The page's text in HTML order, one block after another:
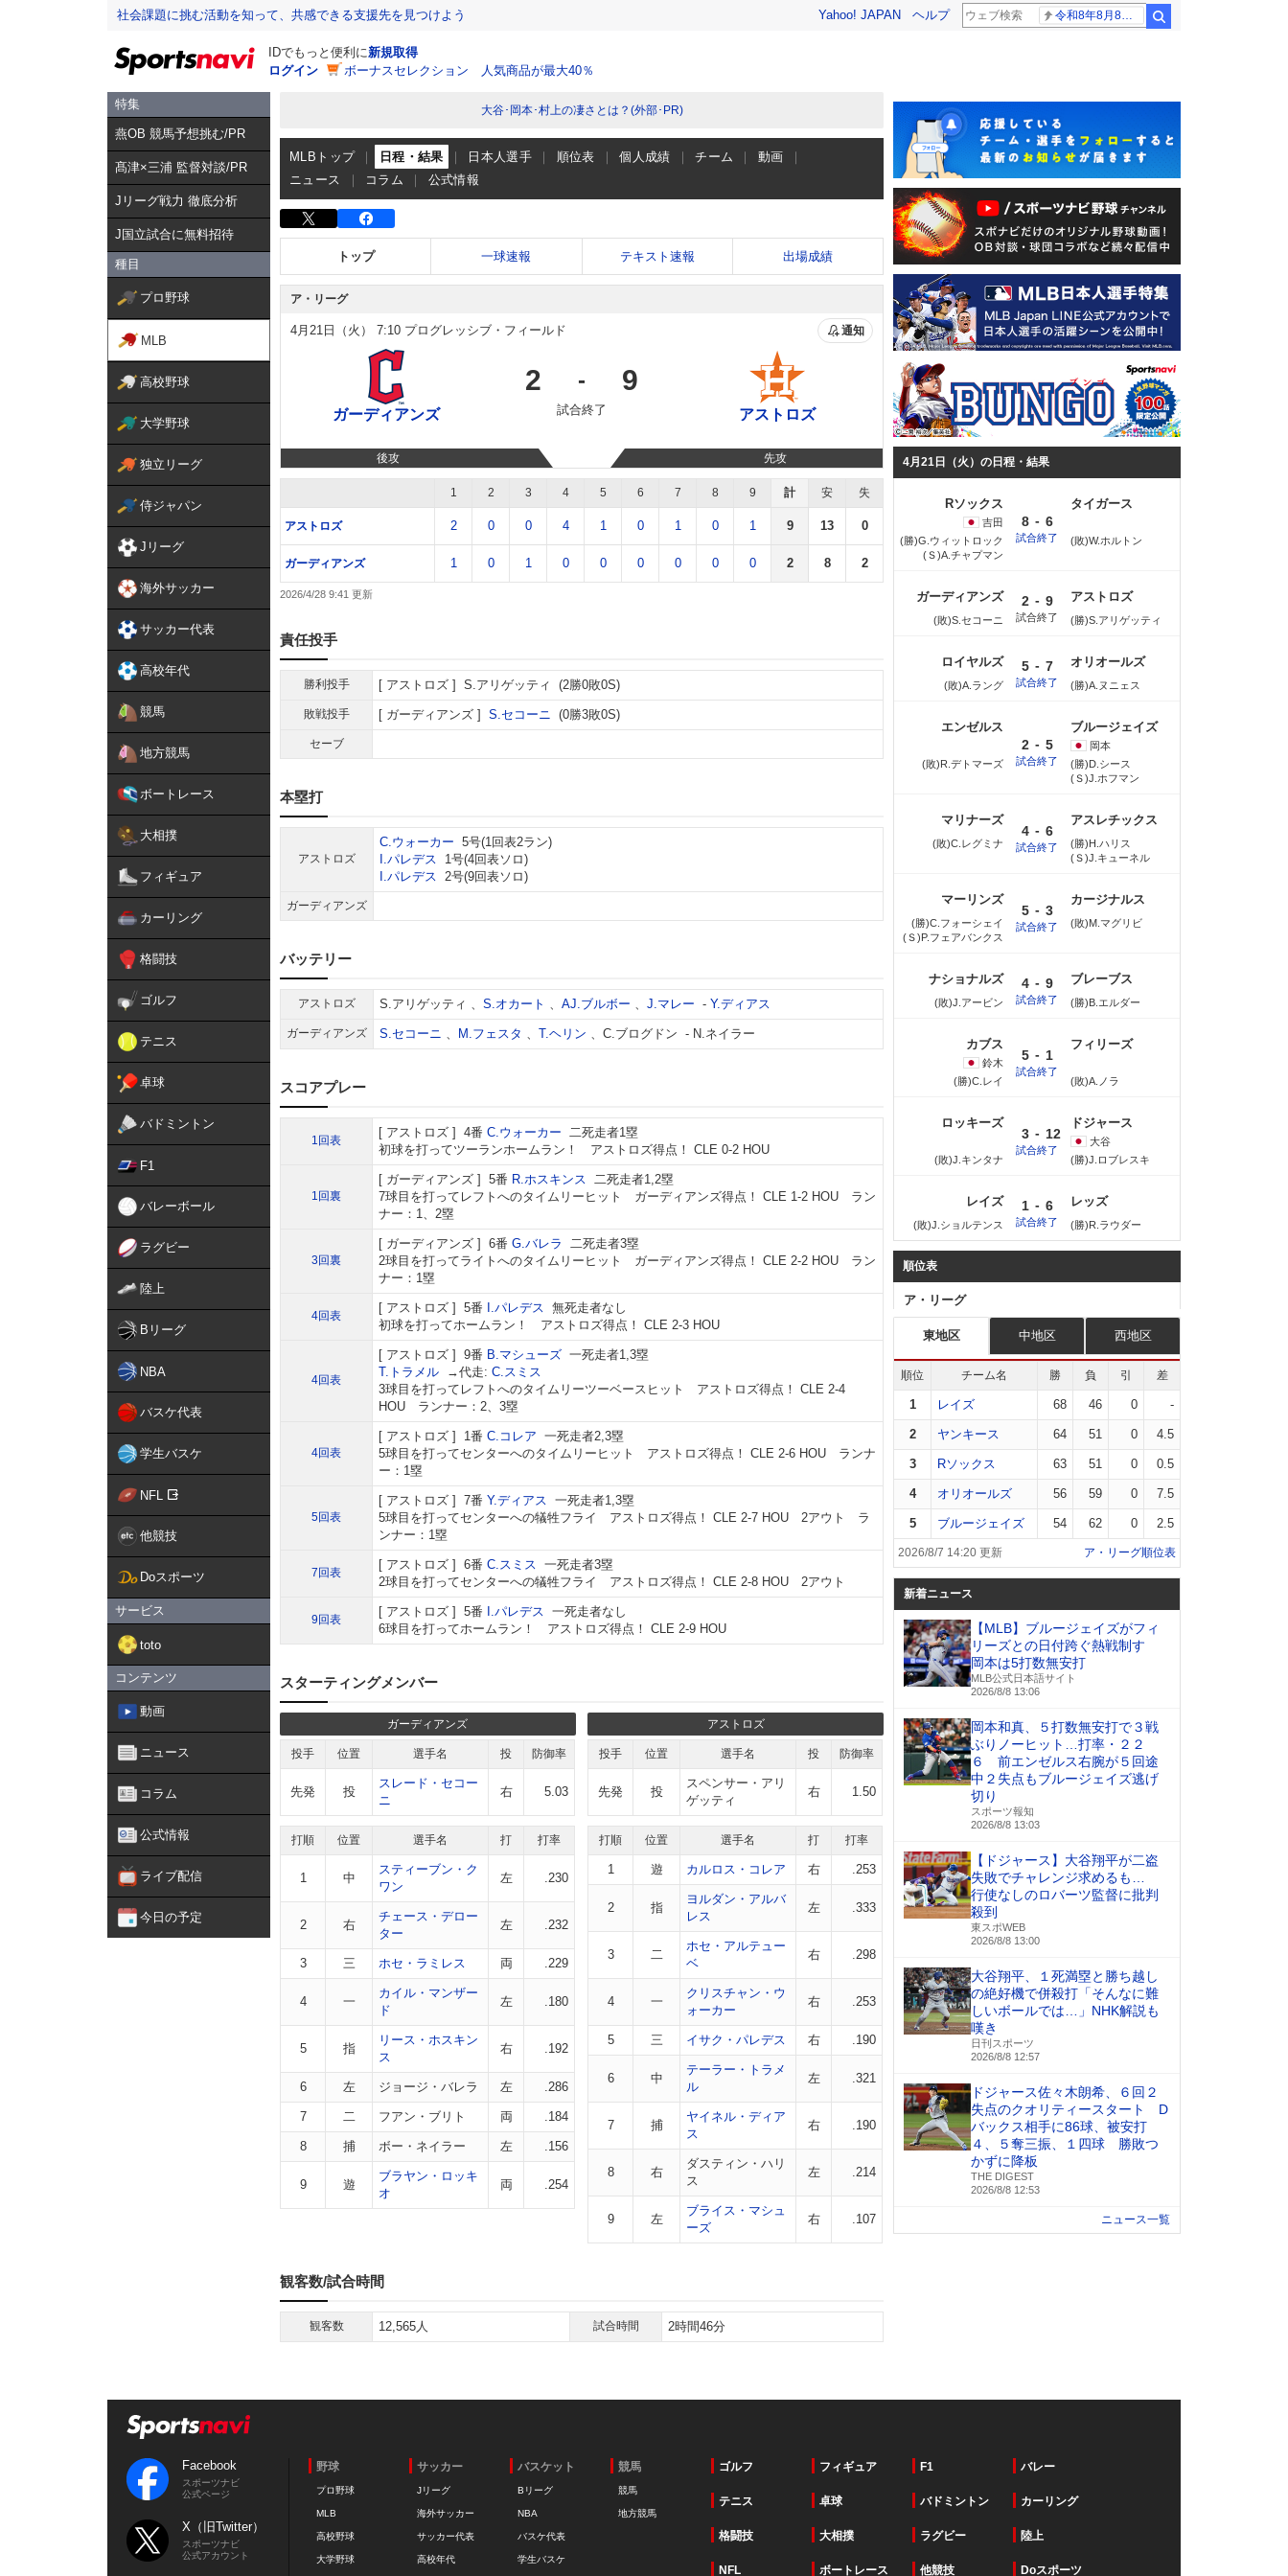
社会課題に挑む活動を知って、共感できる支援先を見つけよう Yahoo! JAPAN ヘルプ
IDでもっと便利に新規取得
ログイン
ボーナスセレクション 人気商品が最大40％
特集
燕OB 競馬予想挑む/PR
髙津×三浦 監督対談/PR
Jリーグ戦力 徹底分析
J国立試合に無料招待
種目
プロ野球
MLB
高校野球
大学野球
独立リーグ
侍ジャパン
Jリーグ
海外サッカー
サッカー代表
高校年代
競馬
地方競馬
ボートレース
大相撲
フィギュア
カーリング
格闘技
ゴルフ
テニス
卓球
バドミントン
F1
バレーボール
ラグビー
陸上
Bリーグ
NBA
バスケ代表
学生バスケ
NFL
他競技
Doスポーツ
サービス
toto
コンテンツ
動画
ニュース
コラム
公式情報
ライブ配信
今日の予定
大谷･岡本･村上の凄さとは？(外部･PR)
MLBトップ 日程・結果 日本人選手 順位表 個人成績 チーム
動画
ニュース
コラム 公式情報
トップ 一球速報 テキスト速報 出場成績
ア・リーグ
4月21日（火） 7:10 プログレッシブ・フィールド 通知
ガーディアンズ
2 - 9
試合終了 アストロズ
後攻 先攻
1 2 3 4 5 6 7 8 9 計 安 失
アストロズ 2 0 0 4 1 0 1 0 1 9 13 0
ガーディアンズ 1 0 1 0 0 0 0 0 0 2 8 2
2026/4/28 9:41
責任投手
勝利投手 アストロズ S.アリゲッティ (2勝0敗0S)
敗戦投手 ガーディアンズ S.セコーニ (0勝3敗0S)
セーブ
本塁打
アストロズ
C.ウォーカー 5号(1回表2ラン)
I.パレデス
1号(4回表ソロ)
I.パレデス 2号(9回表ソロ)
ガーディアンズ
バッテリー
アストロズ S.アリゲッティ 、 S.オカート 、 AJ.ブルボー 、 J.マレー - Y.ディアス
ガーディアンズ S.セコーニ 、 M.フェスタ 、 T.ヘリン 、 C.ブログドン - N.ネイラー
スコアプレー
1回表
アストロズ 4番 C.ウォーカー 二死走者1塁
初球を打ってツーランホームラン！ アストロズ得点！ CLE 0-2 HOU
1回裏
ガーディアンズ 5番 R.ホスキンス 二死走者1,2塁
7球目を打ってレフトへのタイムリーヒット ガーディアンズ得点！ CLE 1-2 HOU ラン
ナー：1、2塁
3回裏
ガーディアンズ 6番 G.バレラ
二死走者3塁
2球目を打ってライトへのタイムリーヒット ガーディアンズ得点！ CLE 2-2 HOU ラン
ナー：1塁
4回表
アストロズ 5番 I.パレデス 無死走者なし
初球を打ってホームラン！ アストロズ得点！ CLE 2-3 HOU
4回表
アストロズ 9番 B.マシューズ 一死走者1,3塁
T.トラメル
→代走: C.スミス
3球目を打ってレフトへのタイムリーツーベースヒット アストロズ得点！ CLE 2-4
HOU ランナー：2、3塁
4回表
アストロズ 1番 C.コレア 一死走者2,3塁
5球目を打ってセンターへのタイムリーヒット アストロズ得点！ CLE 2-6 HOU ランナ
ー：1塁
5回表
アストロズ 7番 Y.ディアス 一死走者1,3塁
5球目を打ってセンターへの犠牲フライ アストロズ得点！ CLE 2-7 HOU 2アウト ラ
ンナー：1塁
7回表
アストロズ 6番 C.スミス 一死走者3塁
2球目を打ってセンターへの犠牲フライ アストロズ得点！ CLE 2-8 HOU 2アウト
9回表
アストロズ 5番 I.パレデス 一死走者なし
6球目を打ってホームラン！ アストロズ得点！ CLE 2-9 HOU
スターティングメンバー
ガーディアンズ
投手 位置 選手名 投 防御率
先発 投
スレード・セコー
ニ
右 5.03
打順 位置 選手名 打 打率
1 中
スティーブン・ク
ワン
左 .230
2 右
チェース・デロー
ター
左 .232
3 三 ホセ・ラミレス 両 .229
4 一
カイル・マンザー
ド
左 .180
5 指
リース・ホスキン
ス
右 .192
6 左 ジョージ・バレラ 左 .286
7 二 フアン・ブリト 両 .184
8 捕 ボー・ネイラー 左 .156
9 遊
ブラヤン・ロッキ
オ
両 .254
アストロズ
投手 位置 選手名 投 防御率
先発 投
スペンサー・アリ
ゲッティ
右 1.50
打順 位置 選手名 打 打率
1 遊 カルロス・コレア 右 .253
2 指
ヨルダン・アルバ
レス
左 .333
3 二
ホセ・アルテュー
ベ
右 .298
4 一
クリスチャン・ウ
ォーカー
右 .253
5 三 イサク・パレデス 右 .190
6 中
テーラー・トラメ
ル
左 .321
7 捕
ヤイネル・ディア
ス
右 .190
8 右
ダスティン・ハリ
ス
左 .214
9 左
ブライス・マシュ
ーズ
右 .107
観客数/試合時間
観客数 12,565人 試合時間 2時間46分
4月21日（火）の日程・結果
Rソックス
吉田
(勝)G.ウィットロック
(Ｓ)A.チャプマン
8 - 6
試合終了
タイガース
(敗)W.ホルトン
ガーディアンズ
(敗)S.セコーニ
2 - 9
試合終了
アストロズ
(勝)S.アリゲッティ
ロイヤルズ
(敗)A.ラング
5 - 7
試合終了
オリオールズ
(勝)A.ヌニェス
エンゼルス
(敗)R.デトマーズ
2 - 5
試合終了
ブルージェイズ
岡本
(勝)D.シース
(Ｓ)J.ホフマン
マリナーズ
(敗)C.レグミナ
4 - 6
試合終了
アスレチックス
(勝)H.ハリス
(Ｓ)J.キューネル
マーリンズ
(勝)C.フォーシェイ
(Ｓ)P.フェアバンクス
5 - 3
試合終了
カージナルス
(敗)M.マグリビ
ナショナルズ
(敗)J.アービン
4 - 9
試合終了
ブレーブス
(勝)B.エルダー
カブス
鈴木
(勝)C.レイ
5 - 1
試合終了
フィリーズ
(敗)A.ノラ
ロッキーズ
(敗)J.キンタナ
3 - 12
試合終了
ドジャース
大谷
(勝)J.ロブレスキ
レイズ
(敗)J.ショルテンス
1 - 6
試合終了
レッズ
(勝)R.ラウダー
順位表
ア・リーグ
東地区 中地区 西地区
順位 チーム名 勝 負 引 差
1 レイズ 68 46 0 -
2 ヤンキース 64 51 0 4.5
3 Rソックス 63 51 0 0.5
4 オリオールズ 56 59 0 7.5
5 ブルージェイズ 54 62 0 2.5
2026/8/7 14:20 更新 ア・リーグ順位表
新着ニュース
【MLB】ブルージェイズがフィ
リーズとの日付跨ぐ熱戦制す
岡本は5打数無安打
MLB公式日本語サイト
2026/8/8 13:06
岡本和真、５打数無安打で３戦
ぶりノーヒット…打率・２２
６ 前エンゼルス右腕が５回途
中２失点もブルージェイズ逃げ
切り
スポーツ報知
2026/8/8 13:03
【ドジャース】大谷翔平が二盗
失敗でチャレンジ求めるも…
行使なしのロバーツ監督に批判
殺到
東スポWEB
2026/8/8 13:00
大谷翔平、１死満塁と勝ち越し
の絶好機で併殺打「そんなに難
しいボールでは…」NHK解説も
嘆き
日刊スポーツ
2026/8/8 12:57
ドジャース佐々木朗希、６回２
失点のクオリティースタート D
バックス相手に86球、被安打
４、５奪三振、１四球 勝敗つ
かずに降板
THE DIGEST
2026/8/8 12:53
ニュース一覧
Facebook
スポーツナビ
公式ページ
X（旧Twitter）
スポーツナビ
公式アカウント
野球
プロ野球
MLB
高校野球
大学野球
サッカー
Jリーグ
海外サッカー
サッカー代表
高校年代
バスケット
Bリーグ
NBA
バスケ代表
学生バスケ
競馬
競馬
地方競馬
ゴルフ フィギュア F1 バレー
テニス 卓球 バドミントン カーリング
格闘技 大相撲 ラグビー 陸上
NFL ボートレース 他競技 Doスポーツ